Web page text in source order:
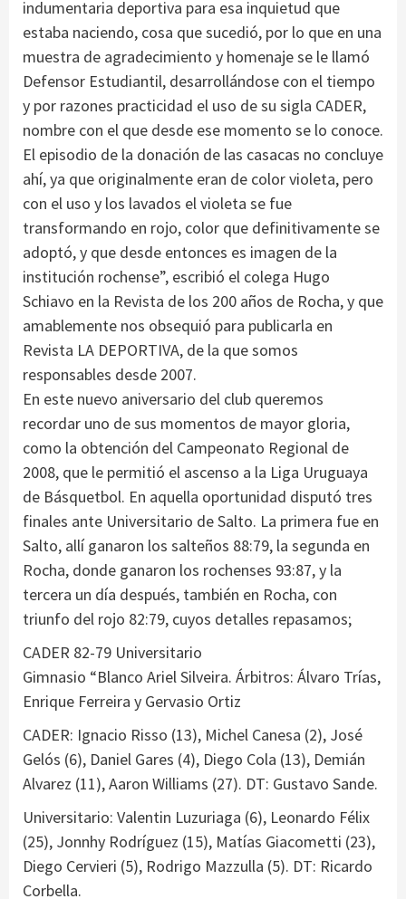
indumentaria deportiva para esa inquietud que
estaba naciendo, cosa que sucedió, por lo que en una
muestra de agradecimiento y homenaje se le llamó
Defensor Estudiantil, desarrollándose con el tiempo
y por razones practicidad el uso de su sigla CADER,
nombre con el que desde ese momento se lo conoce.
El episodio de la donación de las casacas no concluye
ahí, ya que originalmente eran de color violeta, pero
con el uso y los lavados el violeta se fue
transformando en rojo, color que definitivamente se
adoptó, y que desde entonces es imagen de la
institución rochense”, escribió el colega Hugo
Schiavo en la Revista de los 200 años de Rocha, y que
amablemente nos obsequió para publicarla en
Revista LA DEPORTIVA, de la que somos
responsables desde 2007.
En este nuevo aniversario del club queremos
recordar uno de sus momentos de mayor gloria,
como la obtención del Campeonato Regional de
2008, que le permitió el ascenso a la Liga Uruguaya
de Básquetbol. En aquella oportunidad disputó tres
finales ante Universitario de Salto. La primera fue en
Salto, allí ganaron los salteños 88:79, la segunda en
Rocha, donde ganaron los rochenses 93:87, y la
tercera un día después, también en Rocha, con
triunfo del rojo 82:79, cuyos detalles repasamos;
CADER 82-79 Universitario
Gimnasio “Blanco Ariel Silveira. Árbitros: Álvaro Trías,
Enrique Ferreira y Gervasio Ortiz
CADER: Ignacio Risso (13), Michel Canesa (2), José
Gelós (6), Daniel Gares (4), Diego Cola (13), Demián
Alvarez (11), Aaron Williams (27). DT: Gustavo Sande.
Universitario: Valentin Luzuriaga (6), Leonardo Félix
(25), Jonnhy Rodríguez (15), Matías Giacometti (23),
Diego Cervieri (5), Rodrigo Mazzulla (5). DT: Ricardo
Corbella.